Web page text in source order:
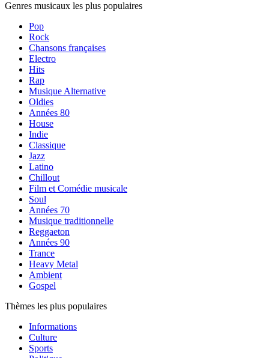
Genres musicaux les plus populaires
Pop
Rock
Chansons françaises
Electro
Hits
Rap
Musique Alternative
Oldies
Années 80
House
Indie
Classique
Jazz
Latino
Chillout
Film et Comédie musicale
Soul
Années 70
Musique traditionnelle
Reggaeton
Années 90
Trance
Heavy Metal
Ambient
Gospel
Thèmes les plus populaires
Informations
Culture
Sports